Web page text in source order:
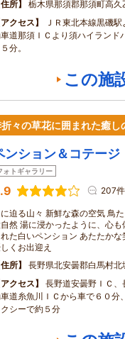
住所
栃木県那須郡那須町高
アクセス
ＪＲ東北本線黒磯
道那須ＩＣより須ハイランド
分。
この施
々の草花に囲まれた癒し
ンション＆コテー
ォトギャラリー
207件
迫る山々 新鮮な森の空気 鳥
然 湯に浸かったように、心
れた白いペンション あたたか
くお出迎え
住所
長野県北安曇郡白馬村
アクセス
長野道安曇野ＩＣ
道糸魚川ＩＣから車で６０分
シーで約５分